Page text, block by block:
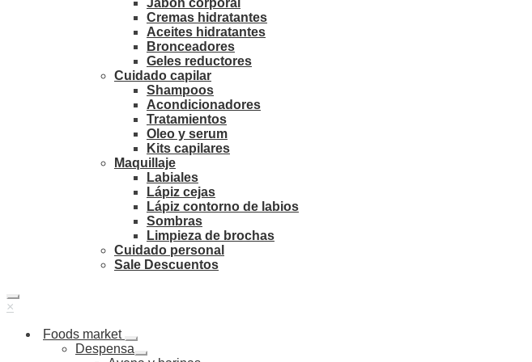
Jabón corporal
Cremas hidratantes
Aceites hidratantes
Bronceadores
Geles reductores
Cuidado capilar
Shampoos
Acondicionadores
Tratamientos
Oleo y serum
Kits capilares
Maquillaje
Labiales
Lápiz cejas
Lápiz contorno de labios
Sombras
Limpieza de brochas
Cuidado personal
Sale Descuentos
×
Foods market
Despensa